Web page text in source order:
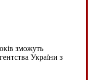
зможуть
України з